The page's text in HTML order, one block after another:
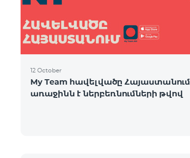
12 October
My Team հավելվածը Հայաստանում
առաջինն է ներբեռնումների թվով